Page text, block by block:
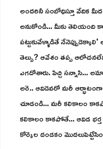
అందరినీ సంబోధిస్తూ వేదిక
అనుకోండి... మీకు తెలియంది
పట్టుకువేళ్ళాడితే
తెల్సు? ఆవేశం తప్ప
ఎగదోశారు. పిచ్చి సన్నాసి...
అరె.. ఆవిడెవరో మరీ ఆర్భాటంగా
చూడండి... మరీ కలికాలం
కలికాలం కాకపోతే... ఆవిడ భర్త
కోర్కెల దండకం